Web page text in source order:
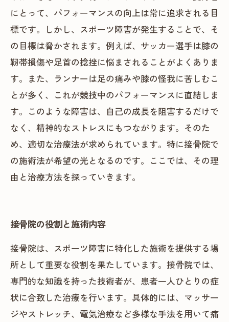
にとって、パフォーマンスの向上は常に追求される目
標です。しかし、スポーツ障害が発生することで、そ
の目標は脅かされます。例えば、サッカー選手は膝の
靭帯損傷や足首の捻挫に悩まされることがよくありま
す。また、ランナーは足の痛みや膝の怪我に苦しむこ
とが多く、これが競技中のパフォーマンスに直結しま
す。このような障害は、自己の成長を阻害するだけで
なく、精神的なストレスにもつながります。そのた
め、適切な治療法が求められています。特に接骨院で
の施術法が希望の光となるのです。ここでは、その理
由と治療方法を探っていきます。
接骨院の役割と施術内容
接骨院は、スポーツ障害に特化した施術を提供する場
所として重要な役割を果たしています。接骨院では、
専門的な知識を持った技術者が、患者一人ひとりの症
状に合致した治療を行います。具体的には、マッサー
ジやストレッチ、電気治療など多様な手法を用いて痛